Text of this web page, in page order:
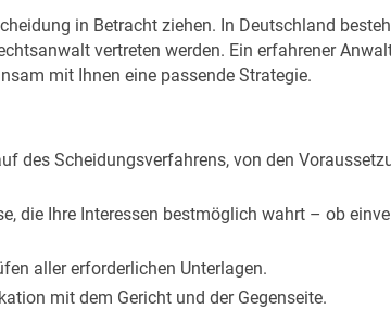
in Betracht ziehen. In Deutschland
vertreten werden. Ein erfahrener
mit Ihnen eine passende Strategie.
des Scheidungsverfahrens, von den
die Ihre Interessen bestmöglich wahrt – ob
aller erforderlichen Unterlagen.
mit dem Gericht und der Gegenseite.